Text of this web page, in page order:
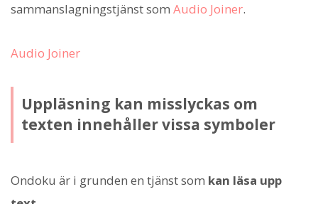
sammanslagningstjänst som Audio Joiner.
Audio Joiner
Uppläsning kan misslyckas om
texten innehåller vissa symboler
Ondoku är i grunden en tjänst som kan läsa upp